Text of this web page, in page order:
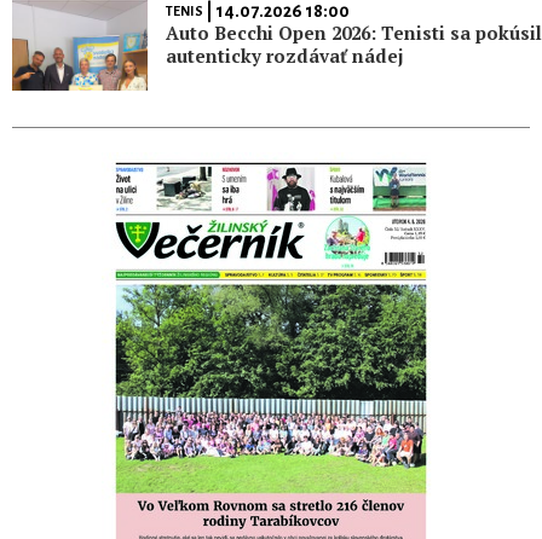
TENIS | 14.07.2026 18:00
Auto Becchi Open 2026: Tenisti sa
autenticky rozdávať nádej